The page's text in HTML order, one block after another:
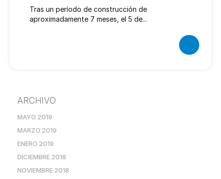
Tras un período de construcción de
aproximadamente 7 meses, el 5 de...
ARCHIVO
MAYO 2019
MARZO 2019
ENERO 2019
DICIEMBRE 2018
NOVIEMBRE 2018